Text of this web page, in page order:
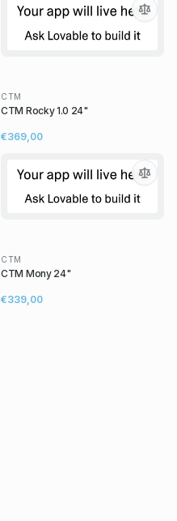
CTM
CTM Rocky 1.0 24"
€369,00
CTM
CTM Mony 24"
€339,00